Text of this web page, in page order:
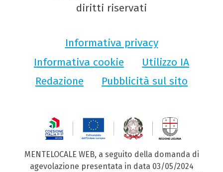
diritti riservati
Informativa privacy
Informativa cookie
Utilizzo IA
Redazione
Pubblicità sul sito
MENTELOCALE WEB, a seguito della domanda di
agevolazione presentata in data 03/05/2024